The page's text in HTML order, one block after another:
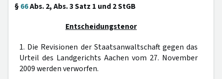
§66Abs. 2, Abs. 3 Satz 1 und 2 StGB
Entscheidungstenor
1. Die Revisionen der Staatsanwaltschaft gegen das
Urteil des Landgerichts Aachen vom 27. November
2009 werden verworfen.